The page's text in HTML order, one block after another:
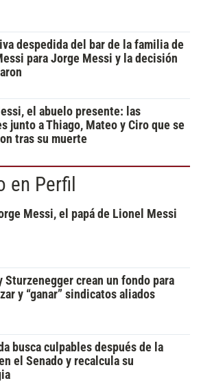
despedida del bar de la familia de
para Jorge Messi y la decisión
el abuelo presente: las
junto a Thiago, Mateo y Ciro que se
tras su muerte
en Perfil
Messi, el papá de Lionel Messi
Sturzenegger crean un fondo para
y “ganar” sindicatos aliados
busca culpables después de la
el Senado y recalcula su